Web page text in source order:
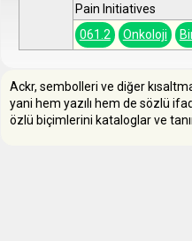
Pain Initiatives
061.2 Onkoloji
Ackr, sembolleri ve diğer
yani hem yazılı hem de sözlü
özlü biçimlerini kataloglar ve